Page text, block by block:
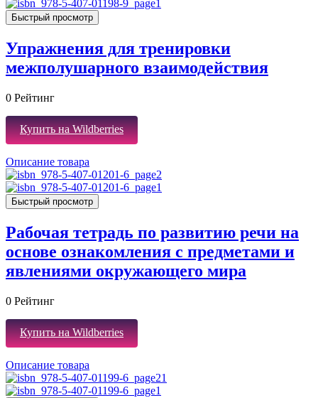
Быстрый просмотр
Упражнения для тренировки
межполушарного взаимодействия
0 Рейтинг
Купить на Wildberries
Описание товара
Быстрый просмотр
Рабочая тетрадь по развитию речи на
основе ознакомления с предметами и
явлениями окружающего мира
0 Рейтинг
Купить на Wildberries
Описание товара